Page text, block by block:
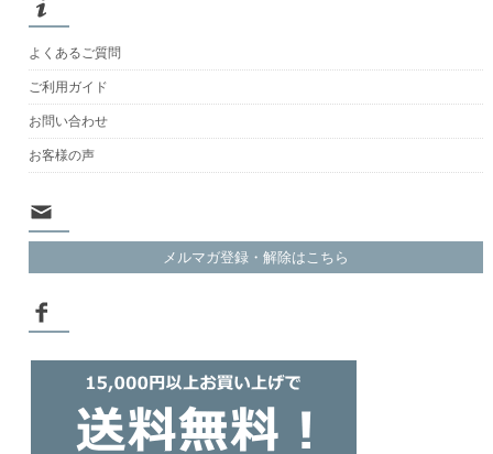
よくあるご質問
ご利用ガイド
お問い合わせ
お客様の声
メルマガ登録・解除はこちら